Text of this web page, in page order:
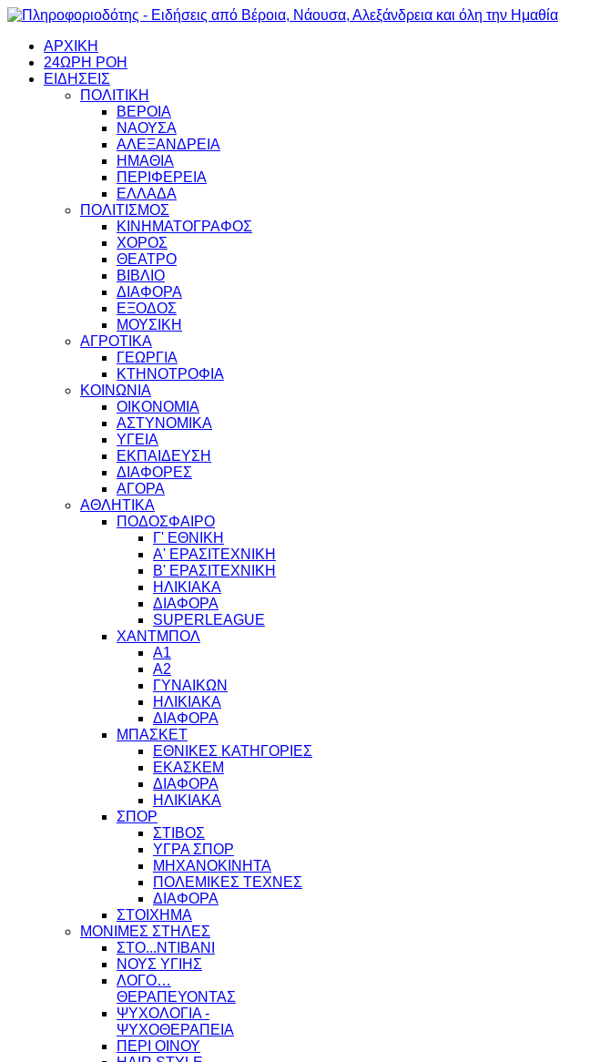
ΑΡΧΙΚΗ
24ΩΡΗ ΡΟΗ
ΕΙΔΗΣΕΙΣ
ΠΟΛΙΤΙΚΗ
ΒΕΡΟΙΑ
ΝΑΟΥΣΑ
ΑΛΕΞΑΝΔΡΕΙΑ
ΗΜΑΘΙΑ
ΠΕΡΙΦΕΡΕΙΑ
ΕΛΛΑΔΑ
ΠΟΛΙΤΙΣΜΟΣ
ΚΙΝΗΜΑΤΟΓΡΑΦΟΣ
ΧΟΡΟΣ
ΘΕΑΤΡΟ
ΒΙΒΛΙΟ
ΔΙΑΦΟΡΑ
ΕΞΟΔΟΣ
ΜΟΥΣΙΚΗ
ΑΓΡΟΤΙΚΑ
ΓΕΩΡΓΙΑ
ΚΤΗΝΟΤΡΟΦΙΑ
ΚΟΙΝΩΝΙΑ
ΟΙΚΟΝΟΜΙΑ
ΑΣΤΥΝΟΜΙΚΑ
ΥΓΕΙΑ
ΕΚΠΑΙΔΕΥΣΗ
ΔΙΑΦΟΡΕΣ
ΑΓΟΡΑ
ΑΘΛΗΤΙΚΑ
ΠΟΔΟΣΦΑΙΡΟ
Γ' ΕΘΝΙΚΗ
Α' ΕΡΑΣΙΤΕΧΝΙΚΗ
Β' ΕΡΑΣΙΤΕΧΝΙΚΗ
ΗΛΙΚΙΑΚΑ
ΔΙΑΦΟΡΑ
SUPERLEAGUE
ΧΑΝΤΜΠΟΛ
Α1
Α2
ΓΥΝΑΙΚΩΝ
ΗΛΙΚΙΑΚΑ
ΔΙΑΦΟΡΑ
ΜΠΑΣΚΕΤ
ΕΘΝΙΚΕΣ ΚΑΤΗΓΟΡΙΕΣ
ΕΚΑΣΚΕΜ
ΔΙΑΦΟΡΑ
ΗΛΙΚΙΑΚΑ
ΣΠΟΡ
ΣΤΙΒΟΣ
ΥΓΡΑ ΣΠΟΡ
ΜΗΧΑΝΟΚΙΝΗΤΑ
ΠΟΛΕΜΙΚΕΣ ΤΕΧΝΕΣ
ΔΙΑΦΟΡΑ
ΣΤΟΙΧΗΜΑ
ΜΟΝΙΜΕΣ ΣΤΗΛΕΣ
ΣΤΟ...ΝΤΙΒΑΝΙ
ΝΟΥΣ ΥΓΙΗΣ
ΛΟΓΟ…
ΘΕΡΑΠΕΥΟΝΤΑΣ
ΨΥΧΟΛΟΓΙΑ -
ΨΥΧΟΘΕΡΑΠΕΙΑ
ΠΕΡΙ ΟΙΝΟΥ